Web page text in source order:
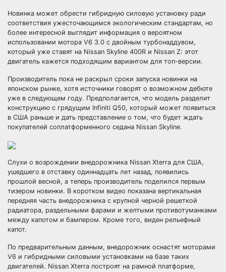
Новинка может обрести гибридную силовую установку ради
соответствия ужесточающимся экологическим стандартам, но
более интересной выглядит информация о вероятном
использовании мотора V6 3.0 с двойным турбонаддувом,
который уже ставят на Nissan Skyline 400R и Nissan Z: этот
двигатель кажется подходящим вариантом для топ-версии.
Производитель пока не раскрыл сроки запуска новинки на
японском рынке, хотя источники говорят о возможном дебюте
уже в следующем году. Предполагается, что модель разделит
конструкцию с грядущим Infiniti Q50, который может появиться
в США раньше и дать представление о том, что будет ждать
покупателей соплатформенного седана Nissan Skyline.
Слухи о возрождении внедорожника Nissan Xterra для США,
ушедшего в отставку одиннадцать лет назад, появились
прошлой весной, а теперь производитель поделился первым
тизером новинки. В коротком видео показана вертикальная
передняя часть внедорожника с крупной черной решеткой
радиатора, раздельными фарами и желтыми противотуманками
между капотом и бампером. Кроме того, виден рельефный
капот.
По предварительным данным, внедорожник оснастят моторами
V6 и гибридными силовыми установками на базе таких
двигателей. Nissan Xterra построят на рамной платформе,